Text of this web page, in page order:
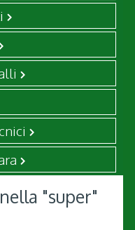
"super"